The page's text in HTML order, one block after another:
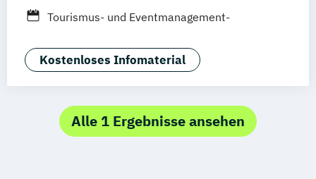
Tourismus- und Eventmanagement-
Kostenloses Infomaterial
Alle 1 Ergebnisse ansehen